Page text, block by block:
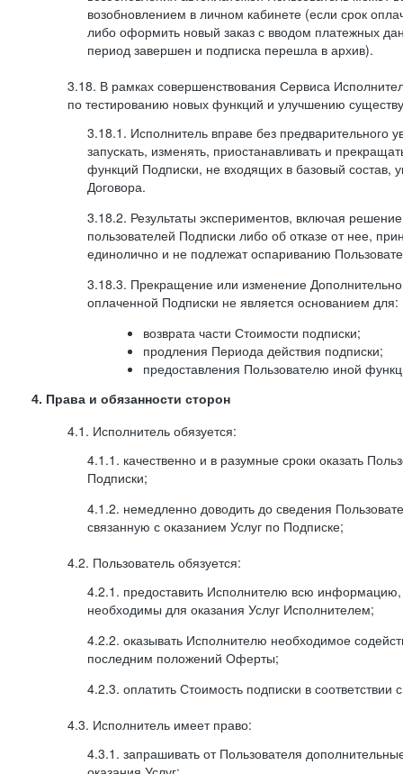
возобновлением в личном кабинете (если срок
либо оформить новый заказ с вводом платежных
период завершен и подписка перешла в архив).
3.18. В рамках совершенствования Сервиса
по тестированию новых функций и улучшению
3.18.1. Исполнитель вправе без предварительного
запускать, изменять, приостанавливать и
функций Подписки, не входящих в базовый состав,
Договора.
3.18.2. Результаты экспериментов, включая
пользователей Подписки либо об отказе от нее,
единолично и не подлежат оспариванию
3.18.3. Прекращение или изменение
оплаченной Подписки не является основанием для:
возврата части Стоимости подписки;
продления Периода действия подписки;
предоставления Пользователю иной
4. Права и обязанности сторон
4.1. Исполнитель обязуется:
4.1.1. качественно и в разумные сроки оказать
Подписки;
4.1.2. немедленно доводить до сведения
связанную с оказанием Услуг по Подписке;
4.2. Пользователь обязуется:
4.2.1. предоставить Исполнителю всю
необходимы для оказания Услуг Исполнителем;
4.2.2. оказывать Исполнителю необходимое
последним положений Оферты;
4.2.3. оплатить Стоимость подписки в
4.3. Исполнитель имеет право:
4.3.1. запрашивать от Пользователя